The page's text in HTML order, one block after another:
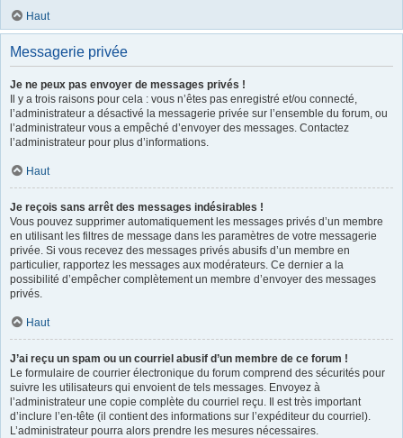
Haut
Messagerie privée
Je ne peux pas envoyer de messages privés !
Il y a trois raisons pour cela : vous n’êtes pas enregistré et/ou connecté,
l’administrateur a désactivé la messagerie privée sur l’ensemble du forum, ou
l’administrateur vous a empêché d’envoyer des messages. Contactez
l’administrateur pour plus d’informations.
Haut
Je reçois sans arrêt des messages indésirables !
Vous pouvez supprimer automatiquement les messages privés d’un membre
en utilisant les filtres de message dans les paramètres de votre messagerie
privée. Si vous recevez des messages privés abusifs d’un membre en
particulier, rapportez les messages aux modérateurs. Ce dernier a la
possibilité d’empêcher complètement un membre d’envoyer des messages
privés.
Haut
J’ai reçu un spam ou un courriel abusif d’un membre de ce forum !
Le formulaire de courrier électronique du forum comprend des sécurités pour
suivre les utilisateurs qui envoient de tels messages. Envoyez à
l’administrateur une copie complète du courriel reçu. Il est très important
d’inclure l’en-tête (il contient des informations sur l’expéditeur du courriel).
L’administrateur pourra alors prendre les mesures nécessaires.